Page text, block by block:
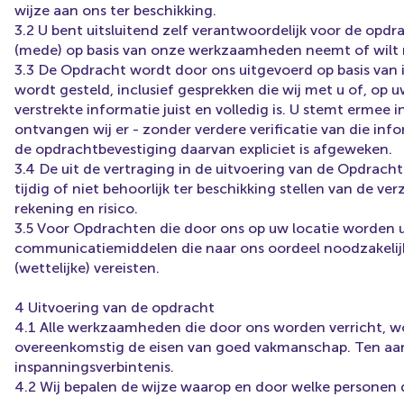
wijze aan ons ter beschikking.
3.2 U bent uitsluitend zelf verantwoordelijk voor de
(mede) op basis van onze werkzaamheden neemt of wilt
3.3 De Opdracht wordt door ons uitgevoerd op basis
wordt gesteld, inclusief gesprekken die wij met u of, op
verstrekte informatie juist en volledig is. U stemt
ontvangen wij er - zonder verdere verificatie van die
de opdrachtbevestiging daarvan expliciet is afgeweken.
3.4 De uit de vertraging in de uitvoering van de
tijdig of niet behoorlijk ter beschikking stellen van de
rekening en risico.
3.5 Voor Opdrachten die door ons op uw locatie
communicatiemiddelen die naar ons oordeel
(wettelijke) vereisten.
4 Uitvoering van de opdracht
4.1 Alle werkzaamheden die door ons worden verricht,
overeenkomstig de eisen van goed vakmanschap. Ten
inspanningsverbintenis.
4.2 Wij bepalen de wijze waarop en door welke